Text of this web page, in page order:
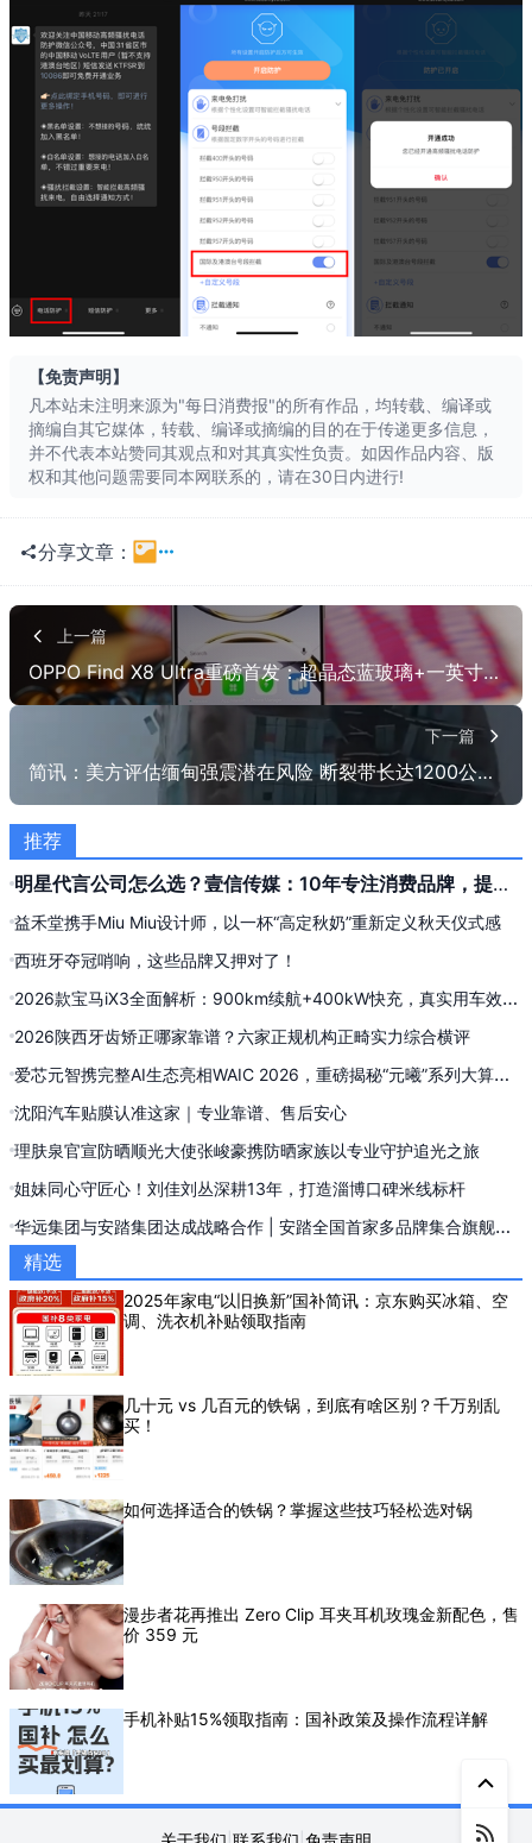
【免责声明】
凡本站未注明来源为"每日消费报"的所有作品，均转载、编译或
摘编自其它媒体，转载、编译或摘编的目的在于传递更多信息，
并不代表本站赞同其观点和对其真实性负责。如因作品内容、版
权和其他问题需要同本网联系的，请在30日内进行!
分享文章：
一键分享 QQ空间
QQ 朋友网
有道云 股吧
长按识别二维
上一篇
OPPO Find X8 Ultra重磅首发：超晶态蓝玻璃+一英寸大底传感器引领影像新纪元
下一篇
简讯：美方评估缅甸强震潜在风险 断裂带长达1200公里或致重大伤亡
推荐
明星代言公司怎么选？壹信传媒：10年专注消费品牌，提供
明星代言全案与信息流投流服务
益禾堂携手Miu Miu设计师，以一杯“高定秋奶”重新定义秋天仪式感
西班牙夺冠哨响，这些品牌又押对了！
2026款宝马iX3全面解析：900km续航+400kW快充，真实用车效果
实测复盘
2026陕西牙齿矫正哪家靠谱？六家正规机构正畸实力综合横评
爱芯元智携完整AI生态亮相WAIC 2026，重磅揭秘“元曦”系列大算力
AI推理新品
沈阳汽车贴膜认准这家｜专业靠谱、售后安心
理肤泉官宣防晒顺光大使张峻豪携防晒家族以专业守护追光之旅
姐妹同心守匠心！刘佳刘丛深耕13年，打造淄博口碑米线标杆
华远集团与安踏集团达成战略合作 | 安踏全国首家多品牌集合旗舰店
落地西单
精选
2025年家电“以旧换新”国补简讯：京东购买冰箱、空
调、洗衣机补贴领取指南
几十元 vs 几百元的铁锅，到底有啥区别？千万别乱
买！
如何选择适合的铁锅？掌握这些技巧轻松选对锅
漫步者花再推出 Zero Clip 耳夹耳机玫瑰金新配色，售
价 359 元
手机补贴15%领取指南：国补政策及操作流程详解